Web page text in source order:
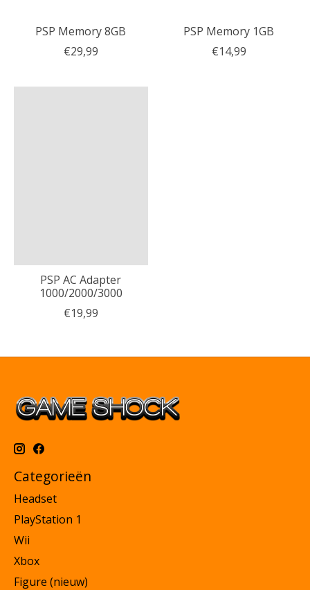
PSP Memory 8GB
€29,99
PSP Memory 1GB
€14,99
PSP AC Adapter
1000/2000/3000
€19,99
Categorieën
Headset
PlayStation 1
Wii
Xbox
Figure (nieuw)